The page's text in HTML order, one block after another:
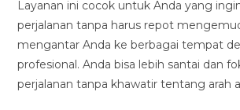
Layanan ini cocok untuk Anda yang
perjalanan tanpa harus repot
mengantar Anda ke berbagai tempat
profesional. Anda bisa lebih santai dan
perjalanan tanpa khawatir tentang arah